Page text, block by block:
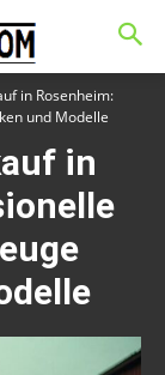
in Rosenheim:
und Modelle
in